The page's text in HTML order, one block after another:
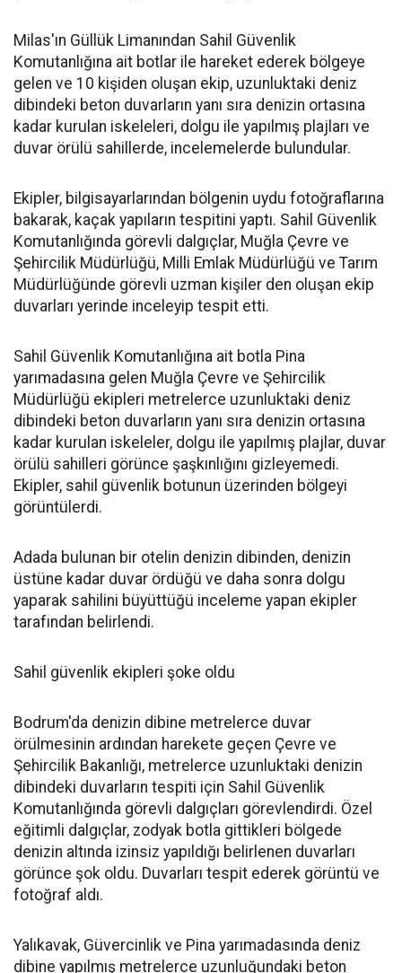
Milas'ın Güllük Limanından Sahil Güvenlik
Komutanlığına ait botlar ile hareket ederek bölgeye
gelen ve 10 kişiden oluşan ekip, uzunluktaki deniz
dibindeki beton duvarların yanı sıra denizin ortasına
kadar kurulan iskeleleri, dolgu ile yapılmış plajları ve
duvar örülü sahillerde, incelemelerde bulundular.
Ekipler, bilgisayarlarından bölgenin uydu fotoğraflarına
bakarak, kaçak yapıların tespitini yaptı. Sahil Güvenlik
Komutanlığında görevli dalgıçlar, Muğla Çevre ve
Şehircilik Müdürlüğü, Milli Emlak Müdürlüğü ve Tarım
Müdürlüğünde görevli uzman kişiler den oluşan ekip
duvarları yerinde inceleyip tespit etti.
Sahil Güvenlik Komutanlığına ait botla Pina
yarımadasına gelen Muğla Çevre ve Şehircilik
Müdürlüğü ekipleri metrelerce uzunluktaki deniz
dibindeki beton duvarların yanı sıra denizin ortasına
kadar kurulan iskeleler, dolgu ile yapılmış plajlar, duvar
örülü sahilleri görünce şaşkınlığını gizleyemedi.
Ekipler, sahil güvenlik botunun üzerinden bölgeyi
görüntülerdi.
Adada bulunan bir otelin denizin dibinden, denizin
üstüne kadar duvar ördüğü ve daha sonra dolgu
yaparak sahilini büyüttüğü inceleme yapan ekipler
tarafından belirlendi.
Sahil güvenlik ekipleri şoke oldu
Bodrum'da denizin dibine metrelerce duvar
örülmesinin ardından harekete geçen Çevre ve
Şehircilik Bakanlığı, metrelerce uzunluktaki denizin
dibindeki duvarların tespiti için Sahil Güvenlik
Komutanlığında görevli dalgıçları görevlendirdi. Özel
eğitimli dalgıçlar, zodyak botla gittikleri bölgede
denizin altında izinsiz yapıldığı belirlenen duvarları
görünce şok oldu. Duvarları tespit ederek görüntü ve
fotoğraf aldı.
Yalıkavak, Güvercinlik ve Pina yarımadasında deniz
dibine yapılmış metrelerce uzunluğundaki beton